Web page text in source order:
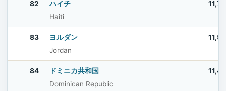
82
ハイチ
Haiti
83
ヨルダン
Jordan
84
ドミニカ共和国
Dominican Republic